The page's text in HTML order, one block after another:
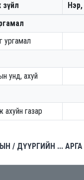
зүйл Нэр,
ургамал
унд, ахуй
газар
/ ДҮҮРГИЙН ...